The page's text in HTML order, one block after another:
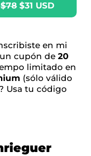
$78$31 USD
en mi
cupón de 20
limitado en
(sólo válido
Usa tu código